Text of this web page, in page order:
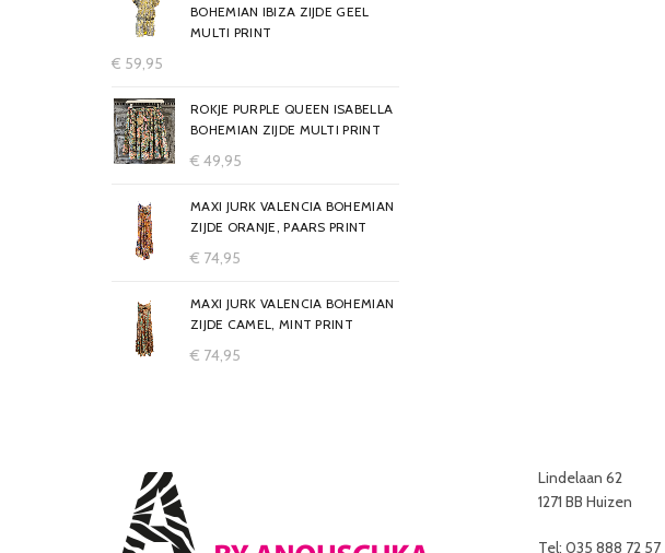
BOHEMIAN IBIZA ZIJDE GEEL
MULTI PRINT
€ 59,95
ROKJE PURPLE QUEEN ISABELLA
BOHEMIAN ZIJDE MULTI PRINT
€ 49,95
MAXI JURK VALENCIA BOHEMIAN
ZIJDE ORANJE, PAARS PRINT
€ 74,95
MAXI JURK VALENCIA BOHEMIAN
ZIJDE CAMEL, MINT PRINT
€ 74,95
Lindelaan 62
1271 BB Huizen
Tel: 035 888 72 57